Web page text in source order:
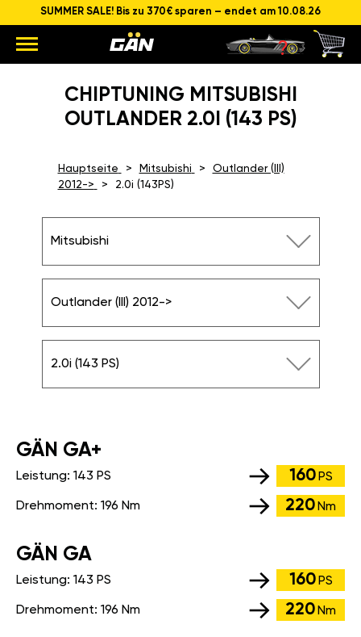
SUMMER SALE! Bis zu 370€ sparen – endet am 10.08.26
CHIPTUNING MITSUBISHI
OUTLANDER 2.0I (143 PS)
Hauptseite Mitsubishi
Outlander (III)
2012->
2.0i (143PS)
Mitsubishi
Outlander (III) 2012->
2.0i (143 PS)
GÄN GA+
Leistung: 143 PS 160 PS
Drehmoment: 196 Nm 220 Nm
GÄN GA
Leistung: 143 PS 160 PS
Drehmoment: 196 Nm 220 Nm